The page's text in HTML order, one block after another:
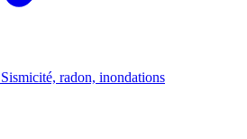
Sismicité, radon, inondations